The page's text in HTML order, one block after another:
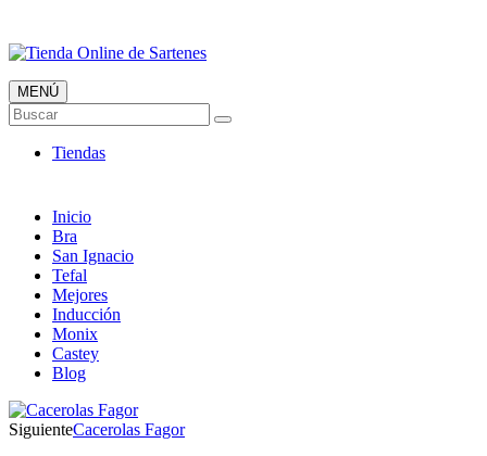
Tienda Online de Sartenes
Nuevos Modelos
MENÚ
Buscar
Tiendas
Inicio
Bra
San Ignacio
Tefal
Mejores
Inducción
Monix
Castey
Blog
SiguienteCacerolas Fagor